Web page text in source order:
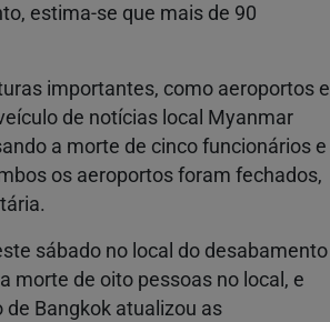
estima-se que mais de 90
importantes, como aeroportos e
de notícias local Myanmar
a morte de cinco funcionários e
os aeroportos foram fechados,
sábado no local do desabamento
morte de oito pessoas no local, e
Bangkok atualizou as